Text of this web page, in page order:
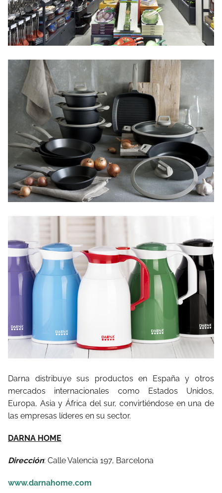
Darna distribuye sus productos en España y otros
mercados internacionales como Estados Unidos,
Europa, Asia y África del sur, convirtiéndose en una de
las empresas líderes en su sector.
DARNA HOME
Dirección: Calle Valencia 197, Barcelona
www.darnahome.com